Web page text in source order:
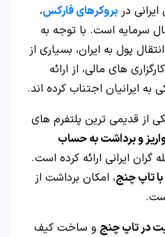
در بروکرهای فارکس،
سرمایه است. با توجه به
پول به ایران، بسیاری از
های مالی، از ارائه
ایرانیان اجتناب کرده اند.
از قدیمی ترین پلتفرم های
و برداشت به حساب
گران ایرانی ارائه کرده است.
تاپ چنج، امکان برداشت از
در تاپ چنج و ساخت کیف